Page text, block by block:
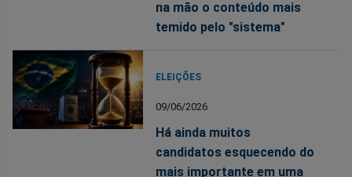
na mão o conteúdo mais
temido pelo "sistema"
ELEIÇÕES
09/06/2026
Há ainda muitos
candidatos esquecendo do
mais importante em uma